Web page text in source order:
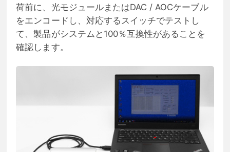
荷前に、光モジュールまたはDAC / AOCケーブル
をエンコードし、対応するスイッチでテストし
て、製品がシステムと100％互換性があることを
確認します。